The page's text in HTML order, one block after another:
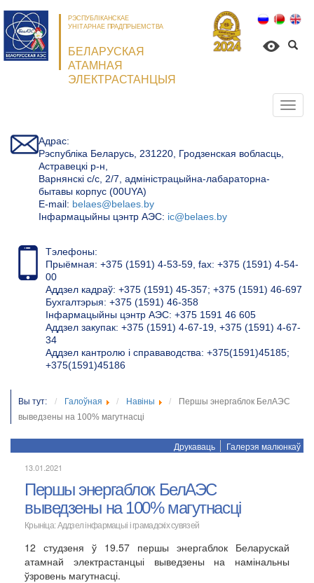
РЭСПУБЛІКАНСКАЕ
УНІТАРНАЕ ПРАДПРЫЕМСТВА
БЕЛАРУСКАЯ
АТАМНАЯ
ЭЛЕКТРАСТАНЦЫЯ
Адрас:
Рэспубліка Беларусь, 231220, Гродзенская вобласць,
Астравецкі р-н,
Варнянскі с/с, 2/7, адміністрацыйна-лабараторна-
бытавы корпус (00UYA)
Е-mail: belaes@belaes.by
Інфармацыйны цэнтр АЭС: ic@belaes.by
Тэлефоны:
Прыёмная: +375 (1591) 4-53-59, fax: +375 (1591) 4-54-
00
Аддзел кадраў: +375 (1591) 45-357; +375 (1591) 46-697
Бухгалтэрыя: +375 (1591) 46-358
Інфармацыйны цэнтр АЭС: +375 1591 46 605
Аддзел закупак: +375 (1591) 4-67-19, +375 (1591) 4-67-
34
Аддзел кантролю і справаводства: +375(1591)45185;
+375(1591)45186
Вы тут: Галоўная Навіны
Першы энергаблок БелАЭС
выведзены на 100% магутнасці
Друкаваць Галерэя малюнкаў
13.01.2021
Першы энергаблок БелАЭС
выведзены на 100% магутнасці
Крыніца:Аддзел інфармацыі і грамадскіх сувязей
12 студзеня ў 19.57 першы энергаблок Беларускай
атамнай электрастанцыі выведзены на намінальны
ўзровень магутнасці.